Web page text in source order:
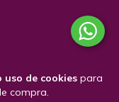
uso de cookiespara
compra.